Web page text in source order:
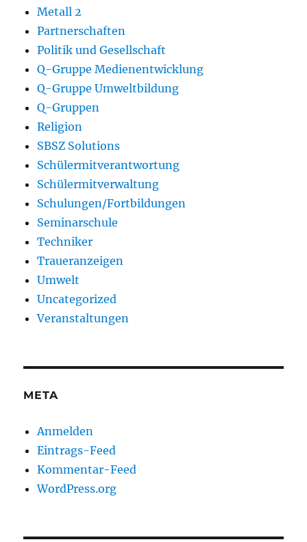
Metall 2
Partnerschaften
Politik und Gesellschaft
Q-Gruppe Medienentwicklung
Q-Gruppe Umweltbildung
Q-Gruppen
Religion
SBSZ Solutions
Schülermitverantwortung
Schülermitverwaltung
Schulungen/Fortbildungen
Seminarschule
Techniker
Traueranzeigen
Umwelt
Uncategorized
Veranstaltungen
META
Anmelden
Eintrags-Feed
Kommentar-Feed
WordPress.org